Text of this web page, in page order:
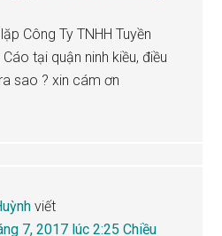
Công Ty TNHH Tuyền
tại quận ninh kiều, điều
sao ? xin cám ơn
viết
7, 2017 lúc 2:25 Chiều